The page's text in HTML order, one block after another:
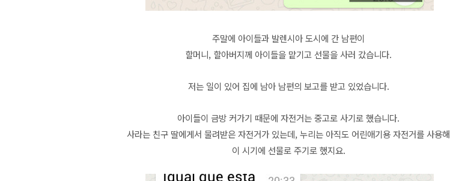
주말에 아이들과 발렌시아 도시에 간 남편이
할머니, 할아버지께 아이들을 맡기고 선물을 사러 갔습니다.
저는 일이 있어 집에 남아 남편의 보고를 받고 있었습니다.
아이들이 금방 커가기 때문에 자전거는 중고로 사기로 했습니다.
사라는 친구 딸에게서 물려받은 자전거가 있는데, 누리는 아직도 어린애기용 자전거를 사용해
이 시기에 선물로 주기로 했지요.